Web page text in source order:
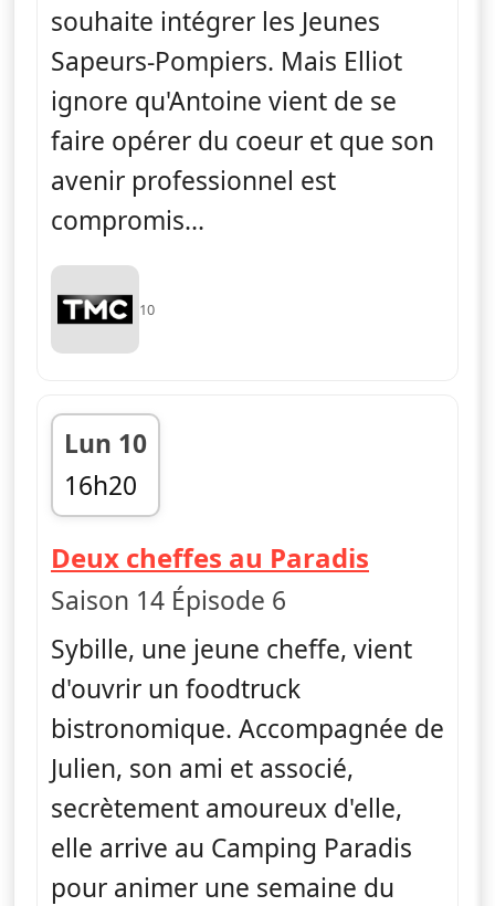
souhaite intégrer les Jeunes
Sapeurs-Pompiers. Mais Elliot
ignore qu'Antoine vient de se
faire opérer du coeur et que son
avenir professionnel est
compromis...
10
Lun 10
16h20
fin 17h20
Deux cheffes au Paradis
Saison 14 Épisode 6
Sybille, une jeune cheffe, vient
d'ouvrir un foodtruck
bistronomique. Accompagnée de
Julien, son ami et associé,
secrètement amoureux d'elle,
elle arrive au Camping Paradis
pour animer une semaine du